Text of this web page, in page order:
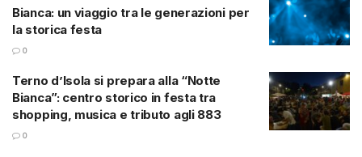
Bianca: un viaggio tra le generazioni per
la storica festa
0
Terno d’Isola si prepara alla “Notte
Bianca”: centro storico in festa tra
shopping, musica e tributo agli 883
0